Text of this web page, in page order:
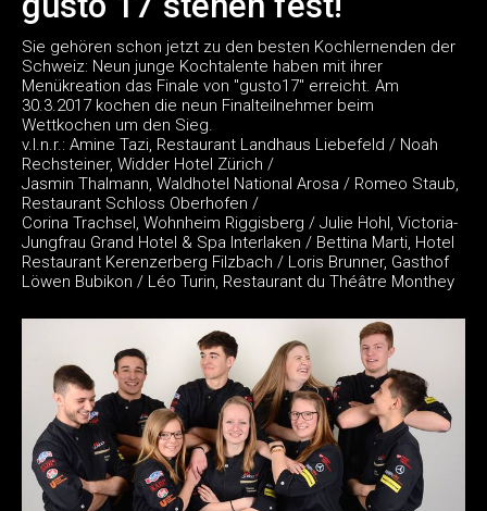
Sie gehören schon jetzt zu den besten Kochlernenden der
Schweiz: Neun junge Kochtalente haben mit ihrer
Menükreation das Finale von "gusto17" erreicht. Am
30.3.2017 kochen die neun Finalteilnehmer beim
Wettkochen um den Sieg.
v.l.n.r.: Amine Tazi, Restaurant Landhaus Liebefeld / Noah
Rechsteiner, Widder Hotel Zürich /
Jasmin Thalmann, Waldhotel National Arosa / Romeo Staub,
Restaurant Schloss Oberhofen /
Corina Trachsel, Wohnheim Riggisberg / Julie Hohl, Victoria-
Jungfrau Grand Hotel & Spa Interlaken / Bettina Marti, Hotel
Restaurant Kerenzerberg Filzbach / Loris Brunner, Gasthof
Löwen Bubikon / Léo Turin, Restaurant du Théâtre Monthey